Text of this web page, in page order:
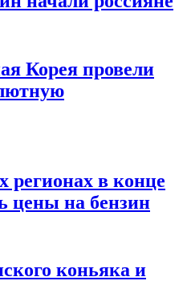
Корея провели
регионах в конце
цены на бензин
коньяка и